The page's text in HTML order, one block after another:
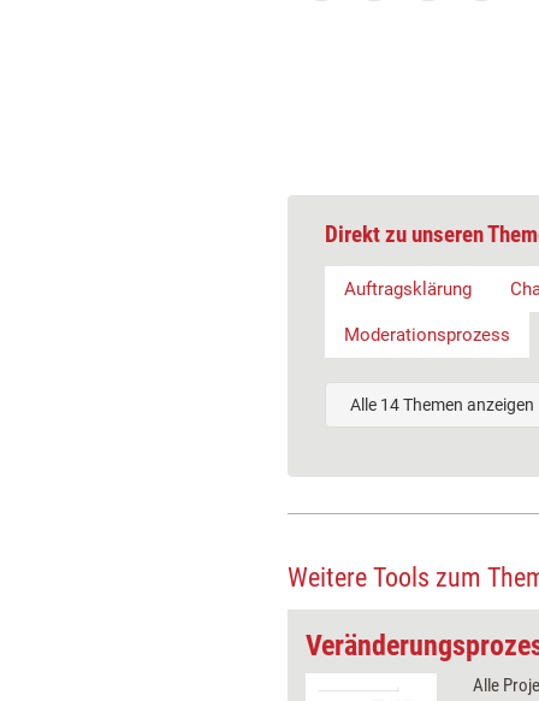
Direkt zu unseren
Auftragsklärung
Moderationsprozess
Alle 14 Themen anzeigen
Weitere Tools zum
Alle